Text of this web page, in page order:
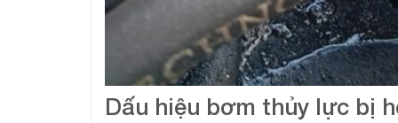
Dấu hiệu bơm thủy lực bị